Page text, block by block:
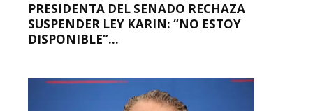
PRESIDENTA DEL SENADO RECHAZA
SUSPENDER LEY KARIN: “NO ESTOY
DISPONIBLE”...